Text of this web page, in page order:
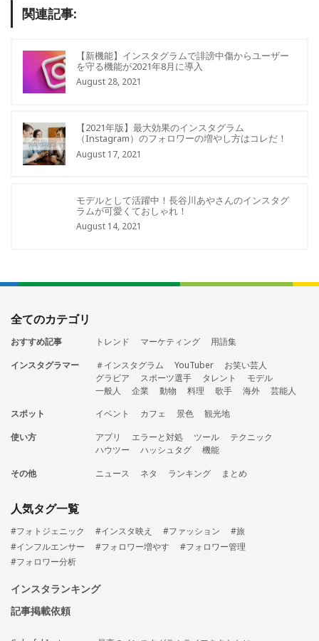
関連記事:
【新機能】インスタグラムで誹謗中傷からユーザー
を守る機能が2021年8月に導入
August 28, 2021
【2021年版】最大効果のインスタグラム
（Instagram）のフォロワーの増やし方はコレだ！
August 17, 2021
モデルとして活躍中！長谷川あやさんのインスタグ
ラムが可愛くておしゃれ！
August 14, 2021
全てのカテゴリ
おすすめ記事 トレンド マーケティング
用語集
インスタグラマー
＃インスタグラム YouTuber
お笑い芸人
グラビア
スポーツ選手 タレント
モデル
一般人
企業 動物 料理 歌手 海外
芸能人
スポット
イベント カフェ 景色
観光地
使い方
アプリ エラーと対処 ツール
テクニック
ハウツー
ハッシュタグ
機能
その他
ニュース ネタ ランキング まとめ
人気タグ一覧
#フォトジェニック #インスタ映え #ファッション
#旅
#インフルエンサー
#フォロワー増やす
#フォロワー管理
#フォロワー分析
インスタランキング
記事掲載依頼